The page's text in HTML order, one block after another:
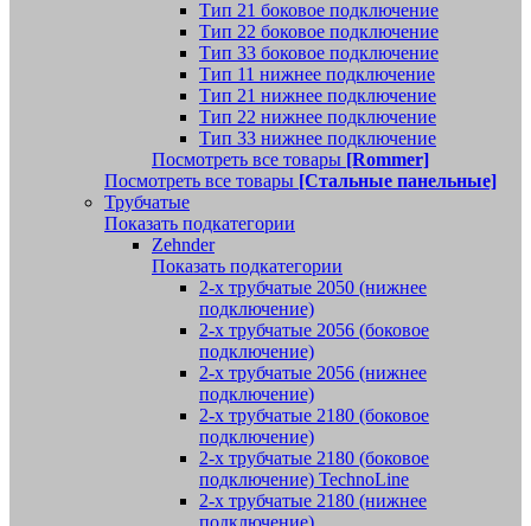
Тип 21 боковое подключение
Тип 22 боковое подключение
Тип 33 боковое подключение
Тип 11 нижнее подключение
Тип 21 нижнее подключение
Тип 22 нижнее подключение
Тип 33 нижнее подключение
Посмотреть все товары [Rommer]
Посмотреть все товары [Стальные панельные]
Трубчатые
Показать подкатегории
Zehnder
Показать подкатегории
2-х трубчатые 2050 (нижнее
подключение)
2-х трубчатые 2056 (боковое
подключение)
2-х трубчатые 2056 (нижнее
подключение)
2-х трубчатые 2180 (боковое
подключение)
2-х трубчатые 2180 (боковое
подключение) TechnoLine
2-х трубчатые 2180 (нижнее
подключение)